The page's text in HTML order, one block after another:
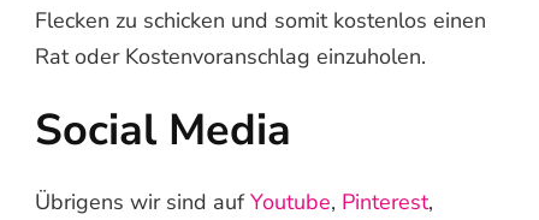
Flecken zu schicken und somit kostenlos einen
Rat oder Kostenvoranschlag einzuholen.
Social Media
Übrigens wir sind auf Youtube, Pinterest,